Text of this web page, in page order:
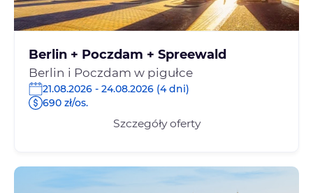
Berlin + Poczdam + Spreewald
Berlin i Poczdam w pigułce
21.08.2026 - 24.08.2026 (4 dni)
690 zł/os.
Szczegóły oferty